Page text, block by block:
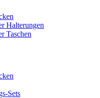
Halterungen
Taschen
Sets